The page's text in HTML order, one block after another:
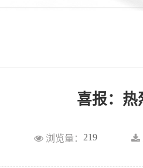
喜报：热
浏览量：219